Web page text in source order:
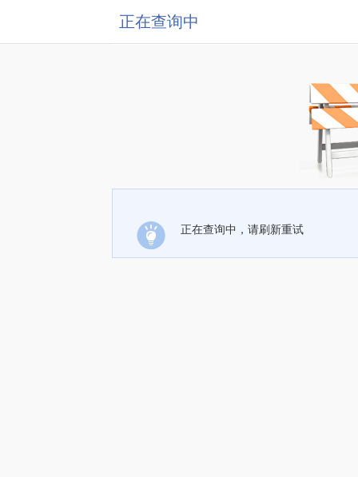
正在查询中
正在查询中，请刷新重试